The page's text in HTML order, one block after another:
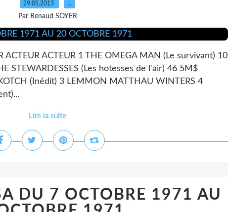
29.05.2013 …
Par Renaud SOYER
ACTEUR ACTEUR 1 THE OMEGA MAN (Le survivant) 10
STEWARDESSES (Les hotesses de l'air) 46 5M$
KOTCH (Inédit) 3 LEMMON MATTHAU WINTERS 4
Lire la suite
DU 7 OCTOBRE 1971 AU